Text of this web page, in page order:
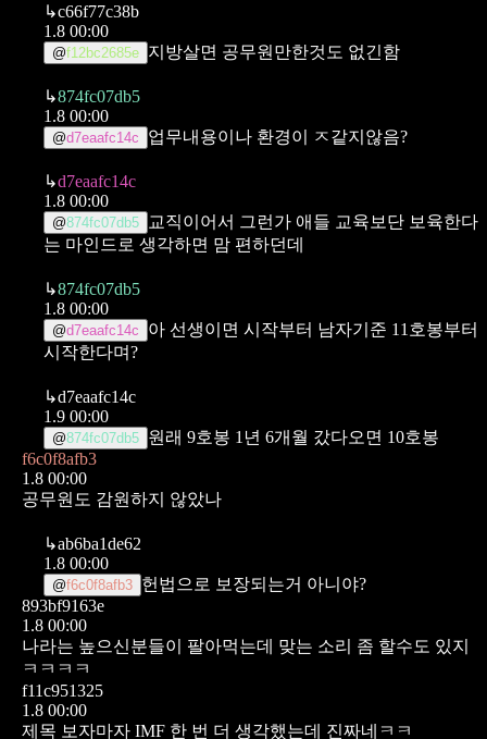
↳c66f77c38b
1.8 00:00
@f12bc2685e 지방살면 공무원만한것도 없긴함
↳874fc07db5
1.8 00:00
@d7eaafc14c 업무내용이나 환경이 ㅈ같지않음?
↳d7eaafc14c
1.8 00:00
@874fc07db5 교직이어서 그런가 애들 교육보단 보육한다
는 마인드로 생각하면 맘 편하던데
↳874fc07db5
1.8 00:00
@d7eaafc14c
아 선생이면 시작부터 남자기준 11호봉부터
시작한다며?
↳d7eaafc14c
1.9 00:00
@874fc07db5 원래 9호봉 1년 6개월 갔다오면 10호봉
f6c0f8afb3
1.8 00:00
공무원도 감원하지 않았나
↳ab6ba1de62
1.8 00:00
@f6c0f8afb3 헌법으로 보장되는거 아니야?
893bf9163e
1.8 00:00
나라는 높으신분들이 팔아먹는데 맞는 소리 좀 할수도 있지
ㅋㅋㅋㅋ
f11c951325
1.8 00:00
제목 보자마자 IMF 한 번 더 생각했는데 진짜네ㅋㅋ